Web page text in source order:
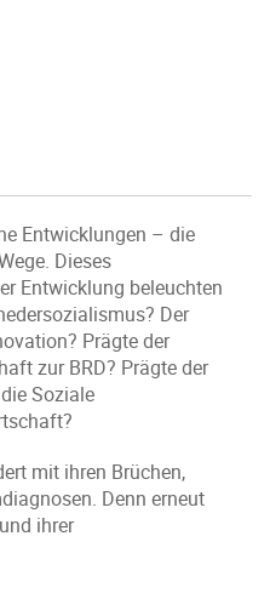
Entwicklungen – die
Dieses
Entwicklung beleuchten
Der
Prägte der
zur BRD? Prägte der
Soziale
mit ihren Brüchen,
Denn erneut
ihrer